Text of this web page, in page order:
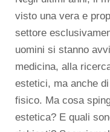
visto una vera e
settore
uomini si stanno
medicina, alla
estetici, ma anche
fisico. Ma cosa
estetica? E quali